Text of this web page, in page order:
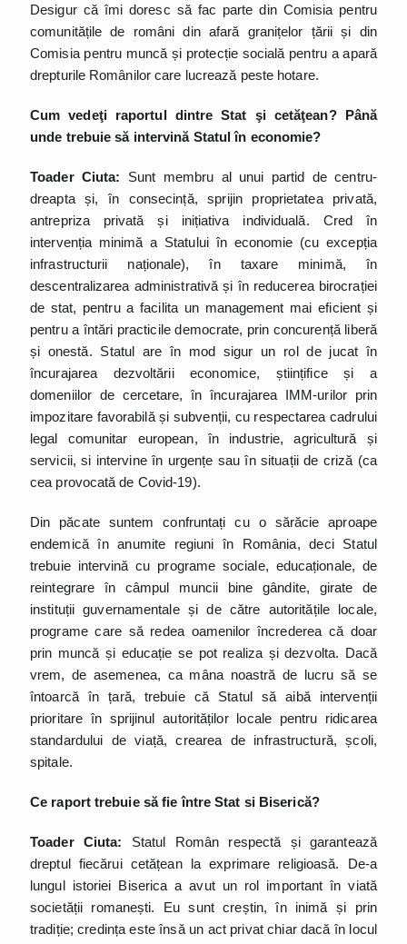
Desigur că îmi doresc să fac parte din Comisia pentru
comunitățile de români din afară granițelor țării și din
Comisia pentru muncă și protecție socială pentru a apară
drepturile Românilor care lucrează peste hotare.
Cum vedeţi raportul dintre Stat şi cetăţean? Până
unde trebuie să intervină Statul în economie?
Toader Ciuta: Sunt membru al unui partid de centru-
dreapta și, în consecință, sprijin proprietatea privată,
antrepriza privată și inițiativa individuală. Cred în
intervenția minimă a Statului în economie (cu excepția
infrastructurii naționale), în taxare minimă, în
descentralizarea administrativă și în reducerea birocrației
de stat, pentru a facilita un management mai eficient și
pentru a întări practicile democrate, prin concurență liberă
și onestă. Statul are în mod sigur un rol de jucat în
încurajarea dezvoltării economice, științifice și a
domeniilor de cercetare, în încurajarea IMM-urilor prin
impozitare favorabilă și subvenții, cu respectarea cadrului
legal comunitar european, în industrie, agricultură și
servicii, si intervine în urgențe sau în situații de criză (ca
cea provocată de Covid-19).
Din păcate suntem confruntați cu o sărăcie aproape
endemică în anumite regiuni în România, deci Statul
trebuie intervină cu programe sociale, educaționale, de
reintegrare în câmpul muncii bine gândite, girate de
instituții guvernamentale și de către autoritățile locale,
programe care să redea oamenilor încrederea că doar
prin muncă și educație se pot realiza și dezvolta. Dacă
vrem, de asemenea, ca mâna noastră de lucru să se
întoarcă în țară, trebuie că Statul să aibă intervenții
prioritare în sprijinul autorităților locale pentru ridicarea
standardului de viață, crearea de infrastructură, școli,
spitale.
Ce raport trebuie să fie între Stat si Biserică?
Toader Ciuta: Statul Român respectă și garantează
dreptul fiecărui cetățean la exprimare religioasă. De-a
lungul istoriei Biserica a avut un rol important în viată
societății romanești. Eu sunt creștin, în inimă și prin
tradiție; credința este însă un act privat chiar dacă în locul